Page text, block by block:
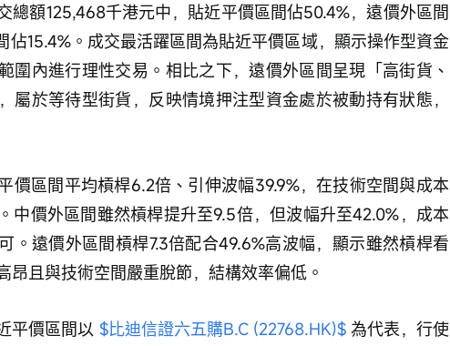
總額125,468千港元中，貼近平價區間佔50.4%，遠價外區間
佔15.4%。成交最活躍區間為貼近平價區域，顯示操作型資金
圍內進行理性交易。相比之下，遠價外區間呈現「高街貨、
屬於等待型街貨，反映情境押注型資金處於被動持有狀態，
價區間平均槓桿6.2倍、引伸波幅39.9%，在技術空間與成本
中價外區間雖然槓桿提升至9.5倍，但波幅升至42.0%，成本
。遠價外區間槓桿7.3倍配合49.6%高波幅，顯示雖然槓桿看
昂且與技術空間嚴重脫節，結構效率偏低。
平價區間以 $比迪信證六五購B.C (22768.HK)$ 為代表，行使